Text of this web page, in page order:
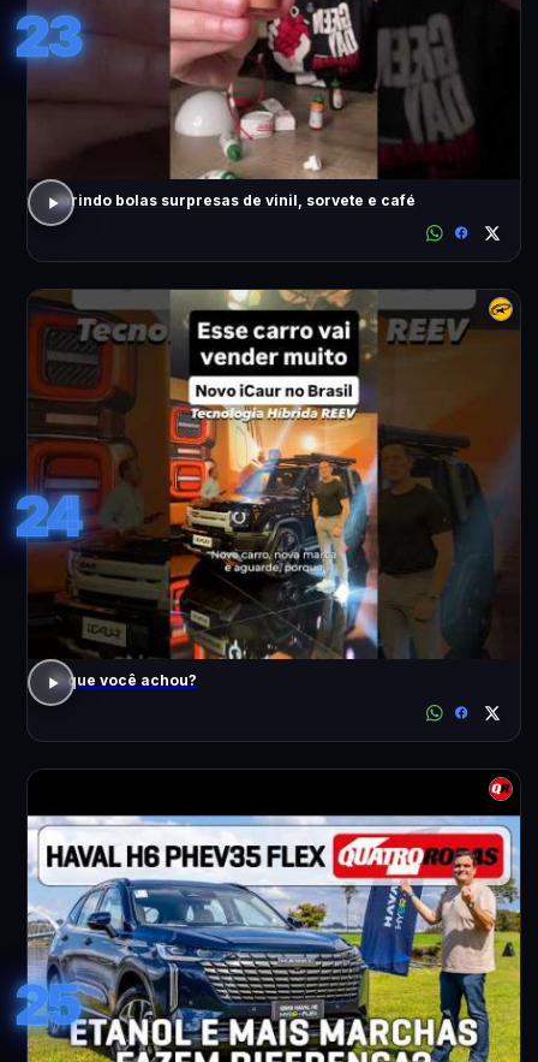
23
abrindo bolas surpresas de vinil, sorvete e café
24
O que você achou?
25